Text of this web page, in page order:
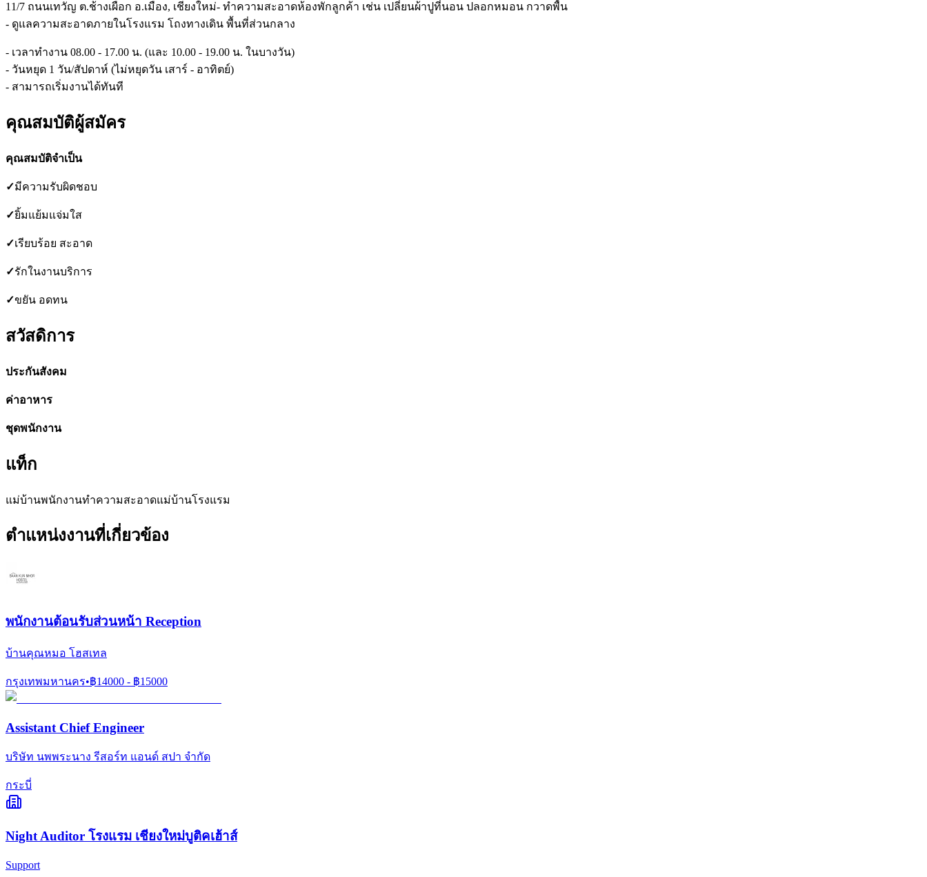
11/7 ถนนเทวัญ ต.ช้างเผือก อ.เมือง, เชียงใหม่- ทำความสะอาดห้องพักลูกค้า เช่น เปลี่ยนผ้าปูที่นอน ปลอกหมอน กวาดพื้น
- ดูแลความสะอาดภายในโรงแรม โถงทางเดิน พื้นที่ส่วนกลาง
- เวลาทำงาน 08.00 - 17.00 น. (และ 10.00 - 19.00 น. ในบางวัน)
- วันหยุด 1 วัน/สัปดาห์ (ไม่หยุดวัน เสาร์ - อาทิตย์)
- สามารถเริ่มงานได้ทันที
คุณสมบัติผู้สมัคร
คุณสมบัติจำเป็น
✓มีความรับผิดชอบ
✓ยิ้มแย้มแจ่มใส
✓เรียบร้อย สะอาด
✓รักในงานบริการ
✓ขยัน อดทน
สวัสดิการ
ประกันสังคม
ค่าอาหาร
ชุดพนักงาน
แท็ก
แม่บ้านพนักงานทำความสะอาดแม่บ้านโรงแรม
ตำแหน่งงานที่เกี่ยวข้อง
พนักงานต้อนรับส่วนหน้า Reception
บ้านคุณหมอ โฮสเทล
กรุงเทพมหานคร•฿14000 - ฿15000
Assistant Chief Engineer
บริษัท นพพระนาง รีสอร์ท แอนด์ สปา จำกัด
กระบี่
Night Auditor โรงแรม เชียงใหม่บูติคเฮ้าส์
Support